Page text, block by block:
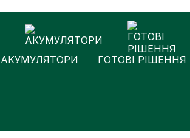
АКУМУЛЯТОРИ ГОТОВІ РІШЕННЯ